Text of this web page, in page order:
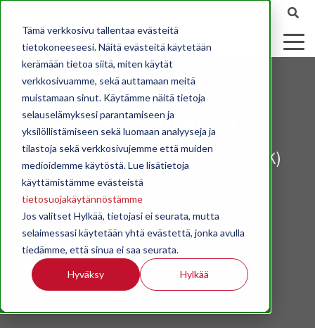
Tämä verkkosivu tallentaa evästeitä
tietokoneeseesi. Näitä evästeitä käytetään
kerämään tietoa siitä, miten käytät
verkkosivuamme, sekä auttamaan meitä
muistamaan sinut. Käytämme näitä tietoja
selauselämyksesi parantamiseen ja
yksilöllistämiseen sekä luomaan analyyseja ja
tilastoja sekä verkkosivujemme että muiden
medioidemme käytöstä. Lue lisätietoja
käyttämistämme evästeistä
tietosuojakäytännöstämme
Jos valitset Hylkää, tietojasi ei seurata, mutta
selaimessasi käytetään yhtä evästettä, jonka avulla
tiedämme, että sinua ei saa seurata.
Hyväksy Hylkää
Ajankohtaista
Sähköteknisen Kaupan Liiton (STK)
ajankohtaisia asioita.